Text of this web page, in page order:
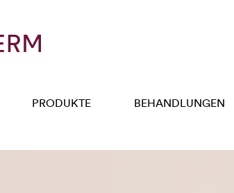
PRODUKTE BEHANDLUNGEN